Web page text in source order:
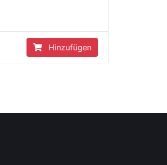
Hinzufügen